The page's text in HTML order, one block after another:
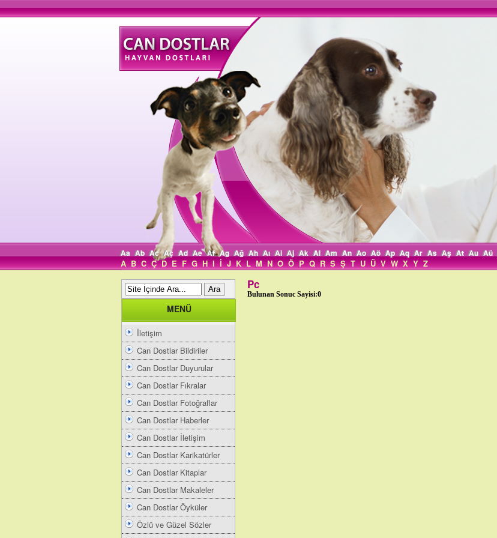
Aa Ab Ac Aç Ad Ae Af Ag Ağ Ah Aı Ai Aj Ak Al Am An Ao Aö Ap Aq Ar As Aş At Au Aü
A B C Ç D E F G H I İ J K L M N O Ö P Q R S Ş T U Ü V W X Y Z
MENÜ
İletişim
Can Dostlar Bildiriler
Can Dostlar Duyurular
Can Dostlar Fıkralar
Can Dostlar Fotoğraflar
Can Dostlar Haberler
Can Dostlar İletişim
Can Dostlar Karikatürler
Can Dostlar Kitaplar
Can Dostlar Makaleler
Can Dostlar Öyküler
Özlü ve Güzel Sözler
Pc
Bulunan Sonuc Sayisi:0